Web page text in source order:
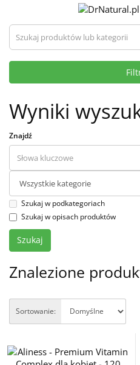
Szukaj produktów lub kategorii
Wyniki
Znajdź
Szukaj w podkategoriach
Szukaj w opisach produktów
Znalezione
Sortowanie: